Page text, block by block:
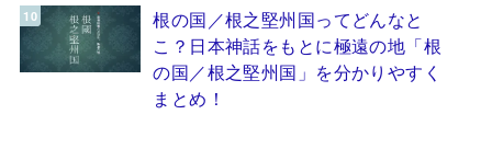
根の国／根之堅州国ってどんなと
こ？日本神話をもとに極遠の地「根
の国／根之堅州国」を分かりやすく
まとめ！